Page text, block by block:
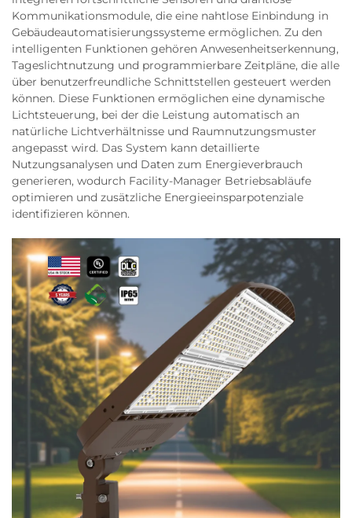
Kommunikationsmodule, die eine nahtlose Einbindung in
Gebäudeautomatisierungssysteme ermöglichen. Zu den
intelligenten Funktionen gehören Anwesenheitserkennung,
Tageslichtnutzung und programmierbare Zeitpläne, die alle
über benutzerfreundliche Schnittstellen gesteuert werden
können. Diese Funktionen ermöglichen eine dynamische
Lichtsteuerung, bei der die Leistung automatisch an
natürliche Lichtverhältnisse und Raumnutzungsmuster
angepasst wird. Das System kann detaillierte
Nutzungsanalysen und Daten zum Energieverbrauch
generieren, wodurch Facility-Manager Betriebsabläufe
optimieren und zusätzliche Energieeinsparpotenziale
identifizieren können.